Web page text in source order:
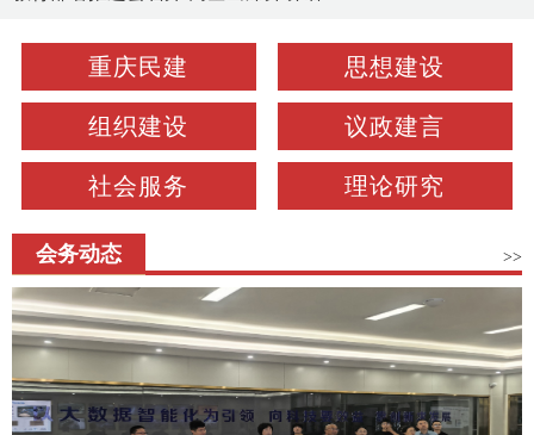
重庆民建 思想建设
组织建设 议政建言
社会服务 理论研究
会务动态 >>